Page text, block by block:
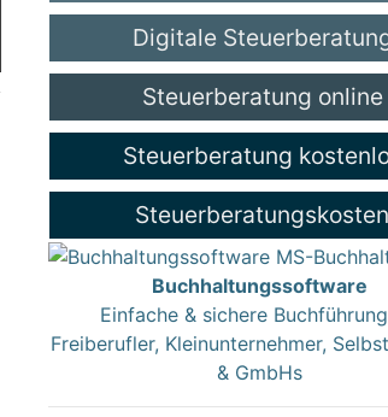
Digitale
Steuerberatung online
Steuerberatung
Steuerberatungskosten
Buchhaltungssoftware
Einfache & sichere
Freiberufler, Kleinunternehmer,
& GmbHs